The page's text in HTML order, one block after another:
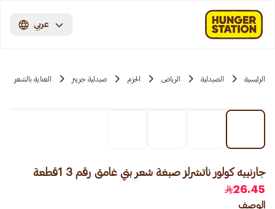
عربي
الرئيسية الصيدلية الرياض الحزم صيدلية جرينز العناية بالشعر
جارنييه كولور ناتشرلز صبغة شعر بني غامق رقم 3 1قطعة
26.45
الوصف